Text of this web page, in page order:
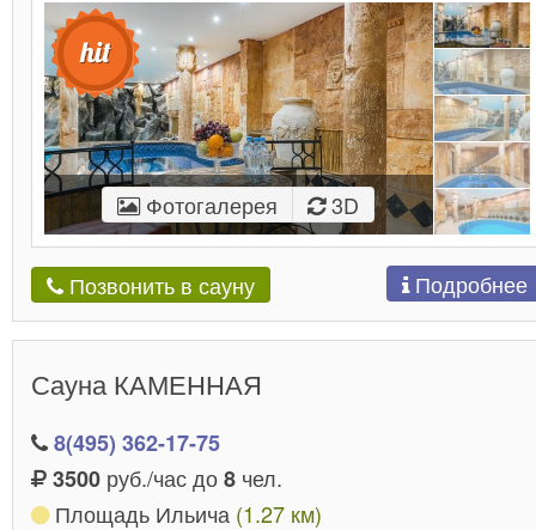
Фотогалерея 3D
Позвонить в сауну Подробнее
Сауна КАМЕННАЯ
8(495) 362-17-75
3500 руб./час до8 чел.
Площадь Ильича (1.27 км)